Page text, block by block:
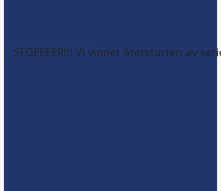
SEGEEEER!!! Vi vinner återstarten av